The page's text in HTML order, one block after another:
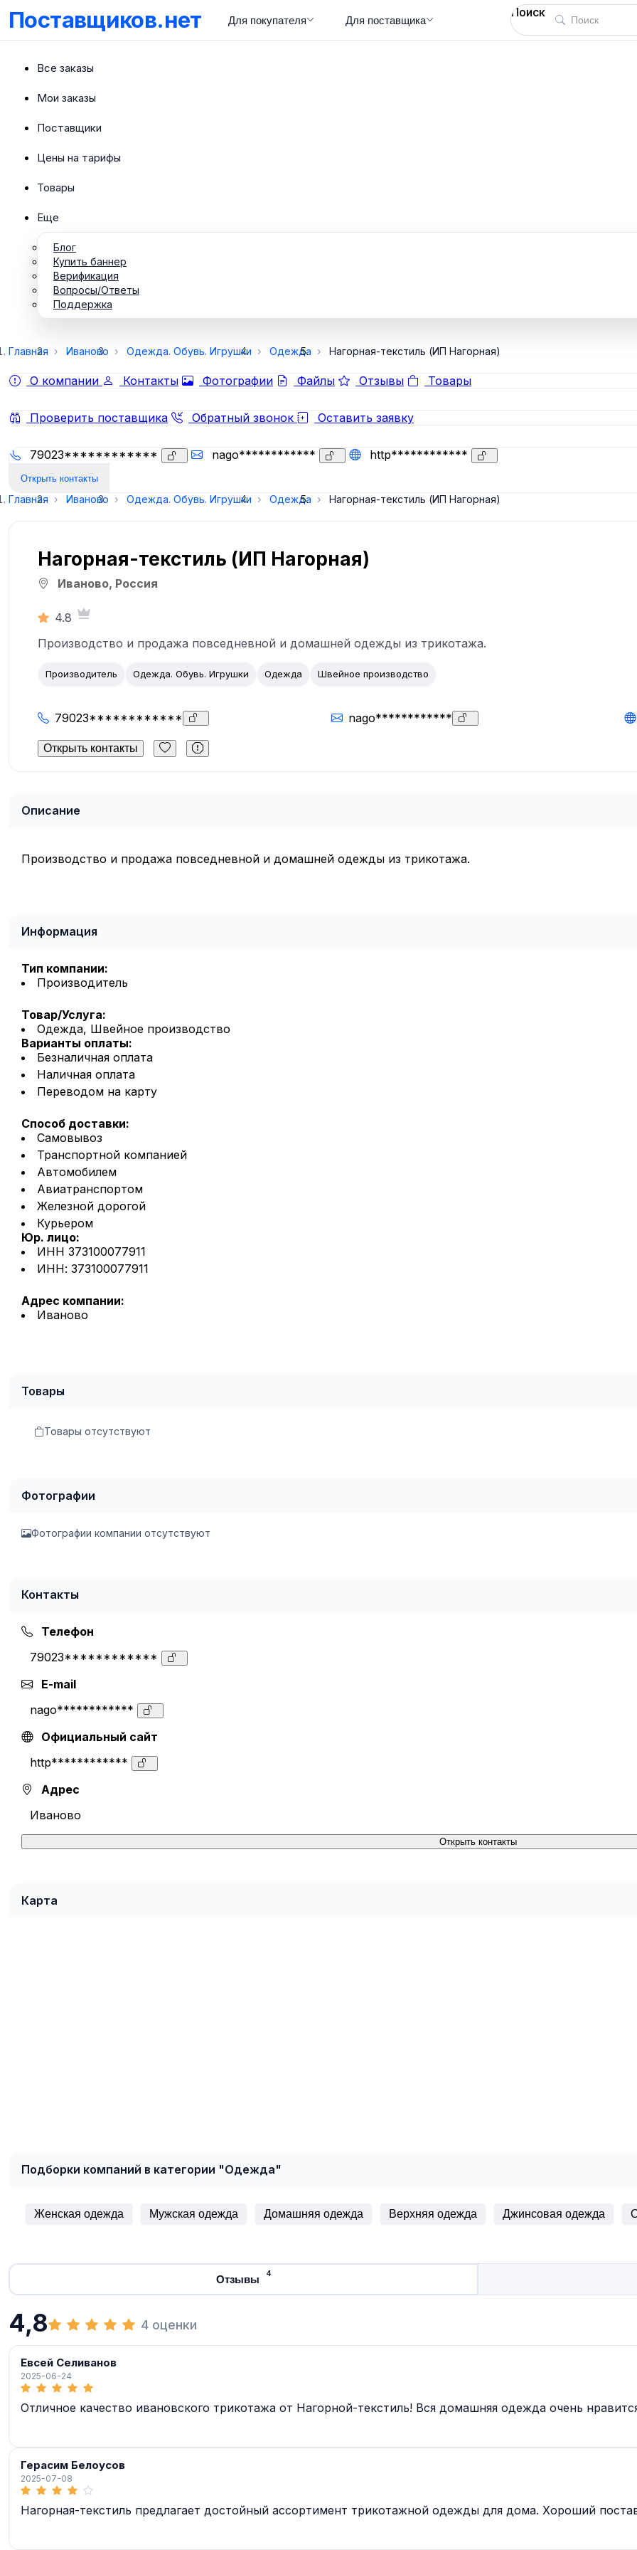
Поставщиков.нет Для покупателя Для поставщика
Поиск
Все заказы
Мои заказы
Поставщики
Цены на тарифы
Товары
Еще
Блог
Купить баннер
Верификация
Вопросы/Ответы
Поддержка
Главная Иваново Одежда. Обувь. Игрушки Одежда Нагорная-текстиль (ИП Нагорная)
О компании
Контакты Фотографии Файлы Отзывы Товары
Проверить поставщика Обратный звонок Оставить заявку
79023************ nago************ http************
Открыть контакты
Главная Иваново Одежда. Обувь. Игрушки Одежда Нагорная-текстиль (ИП Нагорная)
Нагорная-текстиль (ИП Нагорная)
Иваново, Россия
4.8
Производство и продажа повседневной и домашней одежды из трикотажа.
Производитель Одежда. Обувь. Игрушки Одежда Швейное производство
79023************ nago************
Открыть контакты
Описание
Производство и продажа повседневной и домашней одежды из трикотажа.
Информация
Тип компании:
Производитель
Товар/Услуга:
Одежда, Швейное производство
Варианты оплаты:
Безналичная оплата
Наличная оплата
Переводом на карту
Способ доставки:
Самовывоз
Транспортной компанией
Автомобилем
Авиатранспортом
Железной дорогой
Курьером
Юр. лицо:
ИНН 373100077911
ИНН: 373100077911
Адрес компании:
Иваново
Товары
Товары отсутствуют
Фотографии
Фотографии компании отсутствуют
Контакты
Телефон
79023************
E-mail
nago************
Официальный сайт
http************
Адрес
Иваново
Открыть контакты
Карта
Подборки компаний в категории "Одежда"
Женская одежда Мужская одежда Домашняя одежда Верхняя одежда Джинсовая одежда
Отзывы 4
4,8 4 оценки
Евсей Селиванов
2025-06-24
Отличное качество ивановского трикотажа от Нагорной-текстиль! Вся домашняя одежда очень
Герасим Белоусов
2025-07-08
Нагорная-текстиль предлагает достойный ассортимент трикотажной одежды для дома. Хороший